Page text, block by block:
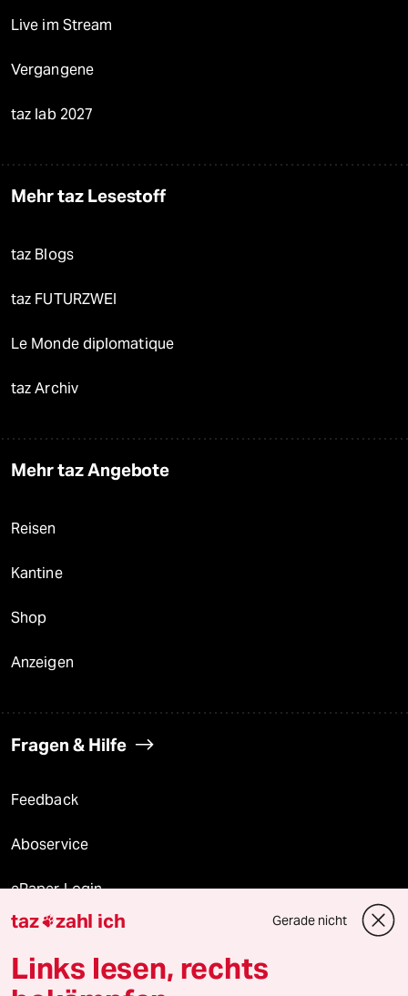
Live im Stream
Vergangene
taz lab 2027
Mehr taz Lesestoff
taz Blogs
taz FUTURZWEI
Le Monde diplomatique
taz Archiv
Mehr taz Angebote
Reisen
Kantine
Shop
Anzeigen
Fragen & Hilfe
Feedback
Aboservice
ePaper Login
Downloads für Abonnierende
taz zahl ich Gerade nicht
Links lesen, rechts